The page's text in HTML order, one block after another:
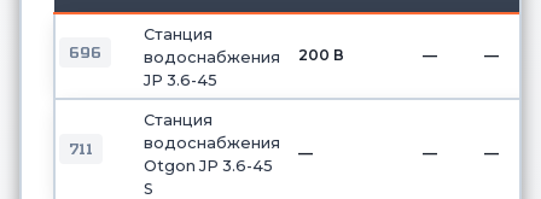
696
Станция
водоснабжения
JP 3.6-45
200 В — —
711
Станция
водоснабжения
Otgon JP 3.6-45
S
— — —